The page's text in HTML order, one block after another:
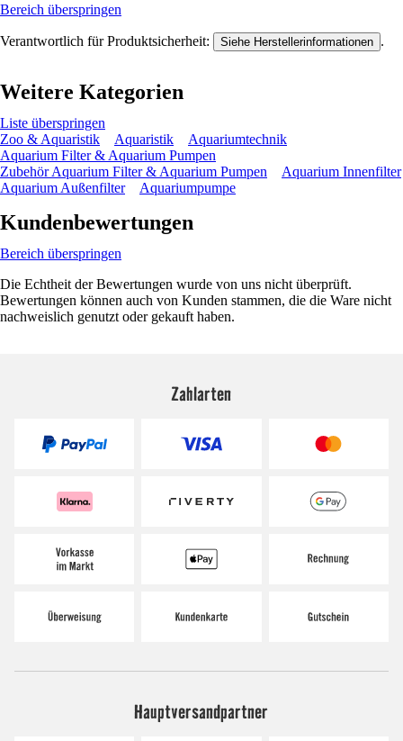
Bereich überspringen
Verantwortlich für Produktsicherheit: Siehe Herstellerinformationen .
Weitere Kategorien
Liste überspringen
Zoo & Aquaristik
Aquaristik
Aquariumtechnik
Aquarium Filter & Aquarium Pumpen
Zubehör Aquarium Filter & Aquarium Pumpen
Aquarium Innenfilter
Aquarium Außenfilter
Aquariumpumpe
Kundenbewertungen
Bereich überspringen
Die Echtheit der Bewertungen wurde von uns nicht überprüft.
Bewertungen können auch von Kunden stammen, die die Ware nicht
nachweislich genutzt oder gekauft haben.
Zahlarten
Hauptversandpartner